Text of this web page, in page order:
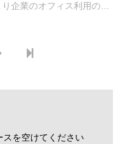
企業のオフィス利用の実
を空けてください